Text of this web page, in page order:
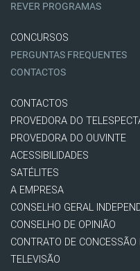
REVER PROGRAMAS
CONCURSOS
PERGUNTAS FREQUENTES
CONTACTOS
CONTACTOS
PROVEDORA DO
PROVEDORA DO OUVINTE
ACESSIBILIDADES
SATÉLITES
A EMPRESA
CONSELHO GERAL
CONSELHO DE OPINIÃO
CONTRATO DE
TELEVISÃO